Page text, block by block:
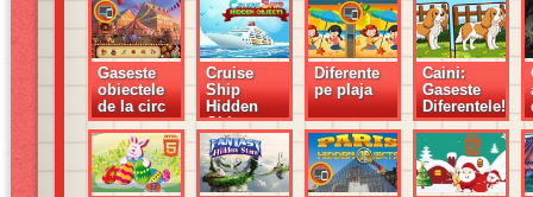
Gaseste
obiectele
de la circ
Cruise
Ship
Hidden
Objects
Diferente
pe plaja
Caini:
Gaseste
Diferentele!